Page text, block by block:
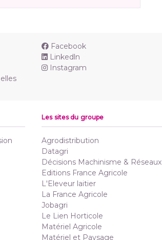
Facebook
Linkedln
Instagram
Les sites du groupe
Agrodistribution
Datagri
Décisions Machinisme & Réseaux
Editions France Agricole
L'Eleveur laitier
La France Agricole
Jobagri
Le Lien Horticole
Matériel Agricole
Matériel et Paysage